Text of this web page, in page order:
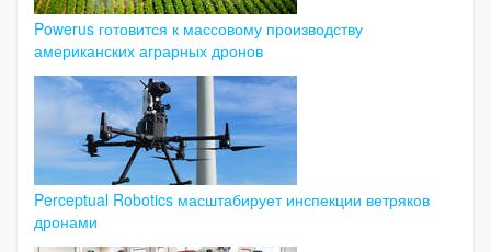
Powerus готовится к массовому производству
американских аграрных дронов
Perceptual Robotics масштабирует инспекции ветряков
дронами